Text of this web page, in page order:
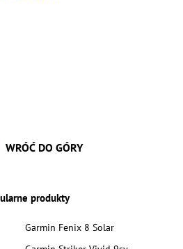
WRÓĆ DO GÓRY
produkty
Garmin Fenix 8 Solar